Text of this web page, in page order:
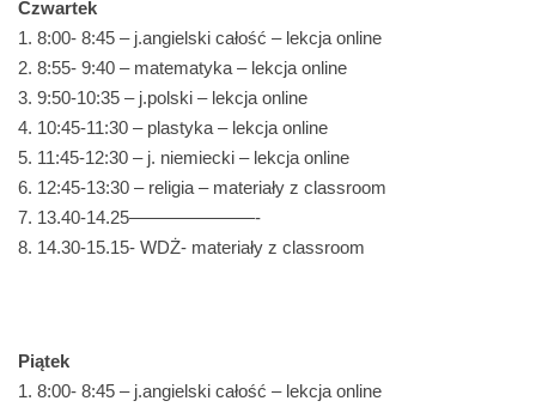
Czwartek
1. 8:00- 8:45 – j.angielski całość – lekcja online
2. 8:55- 9:40 – matematyka – lekcja online
3. 9:50-10:35 – j.polski – lekcja online
4. 10:45-11:30 – plastyka – lekcja online
5. 11:45-12:30 – j. niemiecki – lekcja online
6. 12:45-13:30 – religia – materiały z classroom
7. 13.40-14.25———————-
8. 14.30-15.15- WDŻ- materiały z classroom
Piątek
1. 8:00- 8:45 – j.angielski całość – lekcja online